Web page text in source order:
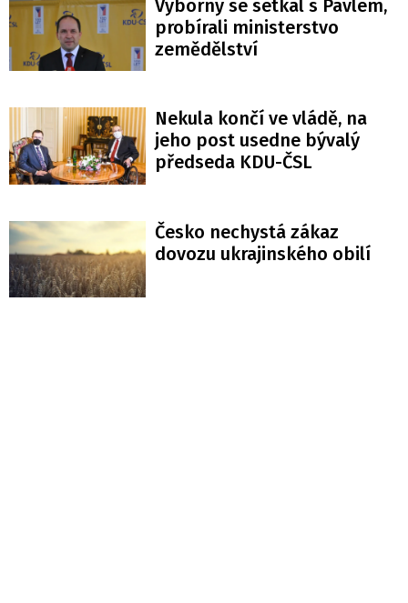
Výborný se setkal s Pavlem,
probírali ministerstvo
zemědělství
Nekula končí ve vládě, na
jeho post usedne bývalý
předseda KDU-ČSL
Česko nechystá zákaz
dovozu ukrajinského obilí